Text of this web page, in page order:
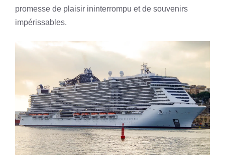
promesse de plaisir ininterrompu et de souvenirs
impérissables.